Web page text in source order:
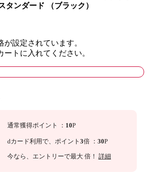
タンダード （ブラック）
が設定されています。
ートに入れてください。
通常獲得ポイント ： 10P
dカード利用で、 ポイント 3倍 ： 30P
今なら 、エントリーで最大 倍！ 詳細